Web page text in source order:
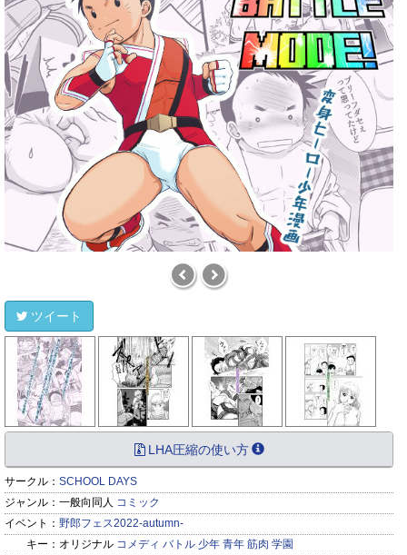
ツイート
LHA圧縮の使い方
サークル： SCHOOL DAYS
ジャンル： 一般向同人 コミック
イベント： 野郎フェス2022-autumn-
キー： オリジナル コメディ バトル 少年 青年 筋肉 学園